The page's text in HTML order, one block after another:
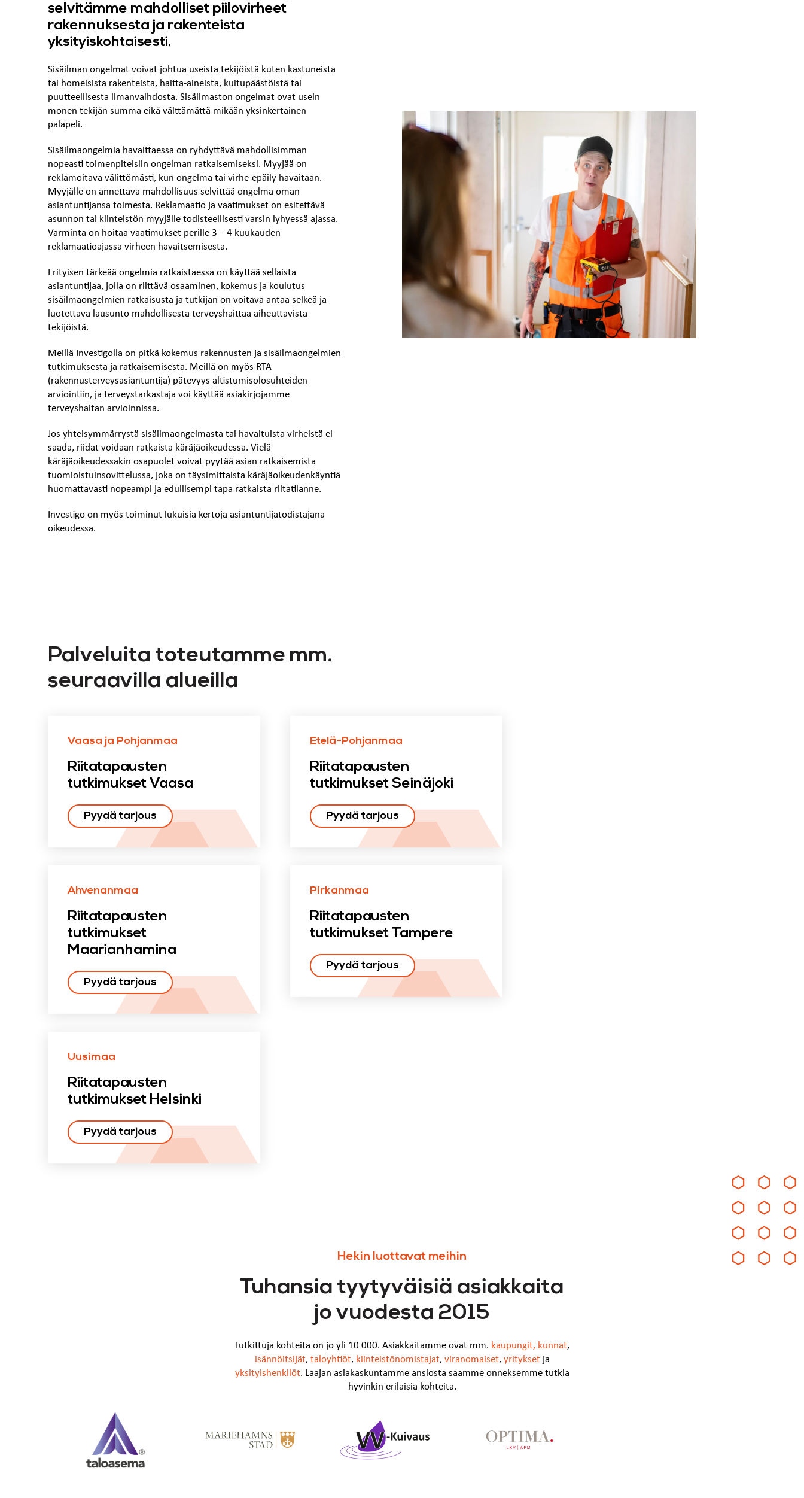
selvitämme mahdolliset piilovirheet
rakennuksesta ja rakenteista
yksityiskohtaisesti.
Sisäilman ongelmat voivat johtua useista tekijöistä kuten kastuneista
tai homeisista rakenteista, haitta-aineista, kuitupäästöistä tai
puutteellisesta ilmanvaihdosta. Sisäilmaston ongelmat ovat usein
monen tekijän summa eikä välttämättä mikään yksinkertainen
palapeli.
Sisäilmaongelmia havaittaessa on ryhdyttävä mahdollisimman
nopeasti toimenpiteisiin ongelman ratkaisemiseksi. Myyjää on
reklamoitava välittömästi, kun ongelma tai virhe-epäily havaitaan.
Myyjälle on annettava mahdollisuus selvittää ongelma oman
asiantuntijansa toimesta. Reklamaatio ja vaatimukset on esitettävä
asunnon tai kiinteistön myyjälle todisteellisesti varsin lyhyessä ajassa.
Varminta on hoitaa vaatimukset perille 3 – 4 kuukauden
reklamaatioajassa virheen havaitsemisesta.
Erityisen tärkeää ongelmia ratkaistaessa on käyttää sellaista
asiantuntijaa, jolla on riittävä osaaminen, kokemus ja koulutus
sisäilmaongelmien ratkaisusta ja tutkijan on voitava antaa selkeä ja
luotettava lausunto mahdollisesta terveyshaittaa aiheuttavista
tekijöistä.
Meillä Investigolla on pitkä kokemus rakennusten ja sisäilmaongelmien
tutkimuksesta ja ratkaisemisesta. Meillä on myös RTA
(rakennusterveysasiantuntija) pätevyys altistumisolosuhteiden
arviointiin, ja terveystarkastaja voi käyttää asiakirjojamme
terveyshaitan arvioinnissa.
Jos yhteisymmärrystä sisäilmaongelmasta tai havaituista virheistä ei
saada, riidat voidaan ratkaista käräjäoikeudessa. Vielä
käräjäoikeudessakin osapuolet voivat pyytää asian ratkaisemista
tuomioistuinsovittelussa, joka on täysimittaista käräjäoikeudenkäyntiä
huomattavasti nopeampi ja edullisempi tapa ratkaista riitatilanne.
Investigo on myös toiminut lukuisia kertoja asiantuntijatodistajana
oikeudessa.
Palveluita toteutamme mm.
seuraavilla alueilla
Vaasa ja Pohjanmaa
Riitatapausten
tutkimukset Vaasa
Pyydä tarjous
Etelä-Pohjanmaa
Riitatapausten
tutkimukset Seinäjoki
Pyydä tarjous
Ahvenanmaa
Riitatapausten
tutkimukset
Maarianhamina
Pyydä tarjous
Pirkanmaa
Riitatapausten
tutkimukset Tampere
Pyydä tarjous
Uusimaa
Riitatapausten
tutkimukset Helsinki
Pyydä tarjous
Hekin luottavat meihin
Tuhansia tyytyväisiä asiakkaita
jo vuodesta 2015
Tutkittuja kohteita on jo yli 10 000. Asiakkaitamme ovat mm. kaupungit, kunnat,
isännöitsijät, taloyhtiöt, kiinteistönomistajat, viranomaiset, yritykset ja
yksityishenkilöt. Laajan asiakaskuntamme ansiosta saamme onneksemme tutkia
hyvinkin erilaisia kohteita.